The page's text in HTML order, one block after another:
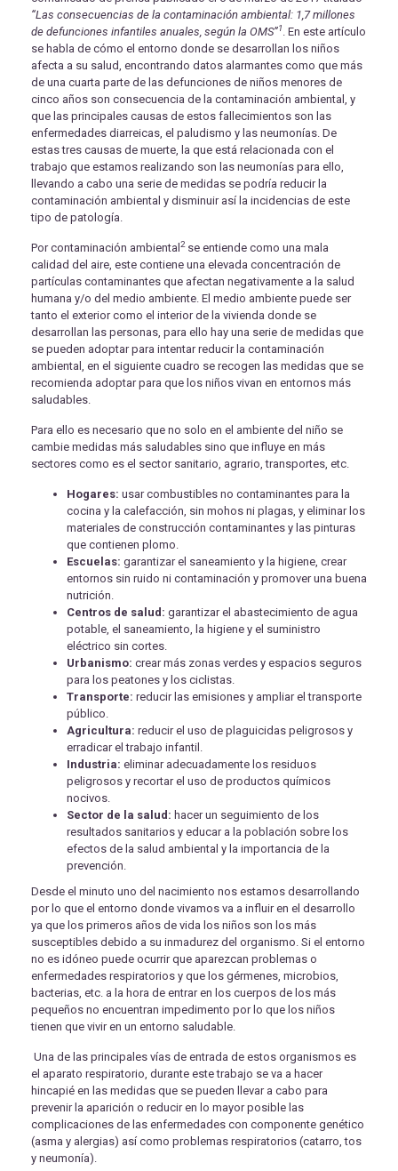
“Las consecuencias de la contaminación ambiental: 1,7 millones
de defunciones infantiles anuales, según la OMS”1
. En este artículo
se habla de cómo el entorno donde se desarrollan los niños
afecta a su salud, encontrando datos alarmantes como que más
de una cuarta parte de las defunciones de niños menores de
cinco años son consecuencia de la contaminación ambiental, y
que las principales causas de estos fallecimientos son las
enfermedades diarreicas, el paludismo y las neumonías. De
estas tres causas de muerte, la que está relacionada con el
trabajo que estamos realizando son las neumonías para ello,
llevando a cabo una serie de medidas se podría reducir la
contaminación ambiental y disminuir así la incidencias de este
tipo de patología.
Por contaminación ambiental 2se entiende como una mala
calidad del aire, este contiene una elevada concentración de
partículas contaminantes que afectan negativamente a la salud
humana y/o del medio ambiente. El medio ambiente puede ser
tanto el exterior como el interior de la vivienda donde se
desarrollan las personas, para ello hay una serie de medidas que
se pueden adoptar para intentar reducir la contaminación
ambiental, en el siguiente cuadro se recogen las medidas que se
recomienda adoptar para que los niños vivan en entornos más
saludables.
Para ello es necesario que no solo en el ambiente del niño se
cambie medidas más saludables sino que influye en más
sectores como es el sector sanitario, agrario, transportes, etc.
Hogares: usar combustibles no contaminantes para la
cocina y la calefacción, sin mohos ni plagas, y eliminar los
materiales de construcción contaminantes y las pinturas
que contienen plomo.
Escuelas: garantizar el saneamiento y la higiene, crear
entornos sin ruido ni contaminación y promover una buena
nutrición.
Centros de salud: garantizar el abastecimiento de agua
potable, el saneamiento, la higiene y el suministro
eléctrico sin cortes.
Urbanismo: crear más zonas verdes y espacios seguros
para los peatones y los ciclistas.
Transporte: reducir las emisiones y ampliar el transporte
público.
Agricultura: reducir el uso de plaguicidas peligrosos y
erradicar el trabajo infantil.
Industria: eliminar adecuadamente los residuos
peligrosos y recortar el uso de productos químicos
nocivos.
Sector de la salud: hacer un seguimiento de los
resultados sanitarios y educar a la población sobre los
efectos de la salud ambiental y la importancia de la
prevención.
Desde el minuto uno del nacimiento nos estamos desarrollando
por lo que el entorno donde vivamos va a influir en el desarrollo
ya que los primeros años de vida los niños son los más
susceptibles debido a su inmadurez del organismo. Si el entorno
no es idóneo puede ocurrir que aparezcan problemas o
enfermedades respiratorios y que los gérmenes, microbios,
bacterias, etc. a la hora de entrar en los cuerpos de los más
pequeños no encuentran impedimento por lo que los niños
tienen que vivir en un entorno saludable.
Una de las principales vías de entrada de estos organismos es
el aparato respiratorio, durante este trabajo se va a hacer
hincapié en las medidas que se pueden llevar a cabo para
prevenir la aparición o reducir en lo mayor posible las
complicaciones de las enfermedades con componente genético
(asma y alergias) así como problemas respiratorios (catarro, tos
y neumonía).